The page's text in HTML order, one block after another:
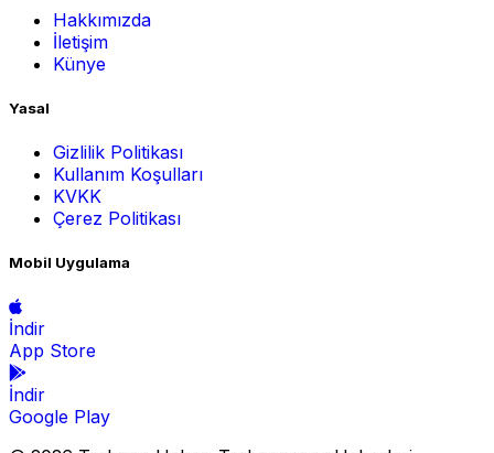
Hakkımızda
İletişim
Künye
Yasal
Gizlilik Politikası
Kullanım Koşulları
KVKK
Çerez Politikası
Mobil Uygulama
İndir
App Store
İndir
Google Play